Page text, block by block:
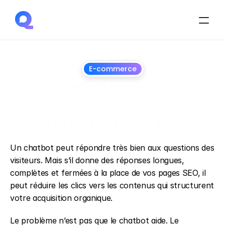
E-commerce
Un chatbot peut répondre très bien aux questions des
visiteurs. Mais s’il donne des réponses longues,
complètes et fermées à la place de vos pages SEO, il
peut réduire les clics vers les contenus qui structurent
votre acquisition organique.
Le problème n’est pas que le chatbot aide. Le